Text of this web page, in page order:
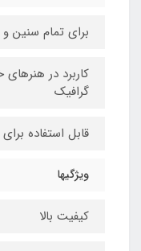
برای تمام سنین و
کاربرد در
گرافیک
قابل استفاده
ویژگیها
کیفیت بالا